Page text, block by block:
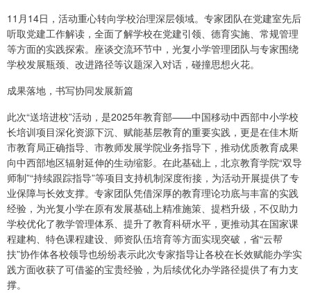
11月14日，活动重心转向学校治理深层领域。专家团队在党建室先后
听取党建工作解读，全面了解学校在党建引领、德育实施、常规管理
等方面的实践探索。座谈交流环节中，光复小学管理团队与专家围绕
学校发展瓶颈、改进路径等议题深入对话，碰撞思想火花。
成果落地，书写协同发展新篇
此次“送培进校”活动，是2025年教育部——中国移动中西部中小学校
长培训项目深化资源下沉、赋能基层教育的重要实践，更是在佳木斯
市教育局正确指导、市教师发展学院业务指导下，推动优质教育成果
向中西部地区辐射延伸的生动缩影。在此基础上，北京教育学院“双导
师制”“持续跟踪指导”等项目支持机制深度衔接，为活动开展提供了专
业保障与长效支撑。专家团队凭借深厚的教育理论功底与丰富的实践
经验，为光复小学在原有发展基础上精准施策、提档升级，不仅助力
学校优化了教学管理体系、提升了教育科研水平，更推动其在国家课
程建构、特色课程建设、师资队伍培育等方面实现突破，省“云帮
扶”协作体各校领导也纷纷表示此次专家指导让各校在长效赋能办学实
践方面收获了可借鉴的宝贵经验，为后续优化办学路径提供了有力支
撑。